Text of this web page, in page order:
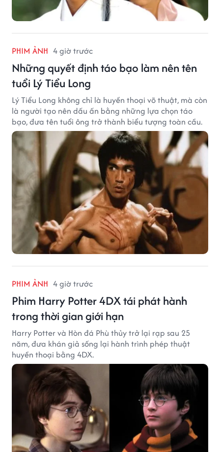
PHIM ẢNH 4 giờ trước
Những quyết định táo bạo làm nên tên
tuổi Lý Tiểu Long
Lý Tiểu Long không chỉ là huyền thoại võ thuật, mà còn
là người tạo nên dấu ấn bằng những lựa chọn táo
bạo, đưa tên tuổi ông trở thành biểu tượng toàn cầu.
PHIM ẢNH 4 giờ trước
Phim Harry Potter 4DX tái phát hành
trong thời gian giới hạn
Harry Potter và Hòn đá Phù thủy trở lại rạp sau 25
năm, đưa khán giả sống lại hành trình phép thuật
huyền thoại bằng 4DX.